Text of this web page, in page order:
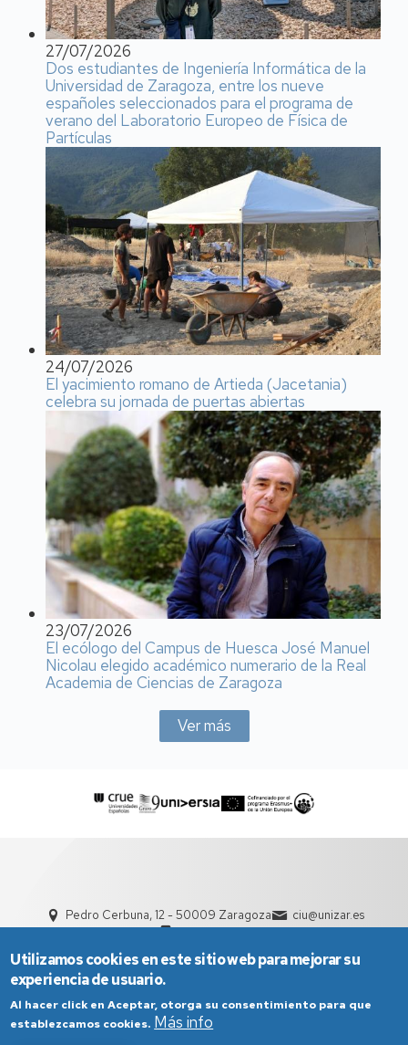
27/07/2026
Dos estudiantes de Ingeniería Informática de la
Universidad de Zaragoza, entre los nueve
españoles seleccionados para el programa de
verano del Laboratorio Europeo de Física de
Partículas
24/07/2026
El yacimiento romano de Artieda (Jacetania)
celebra su jornada de puertas abiertas
23/07/2026
El ecólogo del Campus de Huesca José Manuel
Nicolau elegido académico numerario de la Real
Academia de Ciencias de Zaragoza
Ver más
Pedro Cerbuna, 12 - 50009 Zaragoza
ciu@unizar.es
Utilizamos cookies en este sitio web para mejorar su
experiencia de usuario.
Al hacer click en Aceptar, otorga su consentimiento para que
establezcamos cookies. Más info